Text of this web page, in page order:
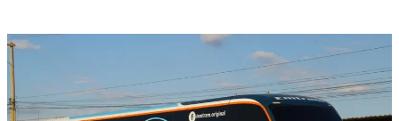
Digite
aqui
o
seu
e-